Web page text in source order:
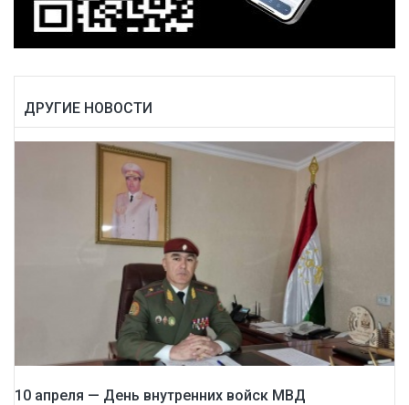
ДРУГИЕ НОВОСТИ
10 апреля — День внутренних войск МВД